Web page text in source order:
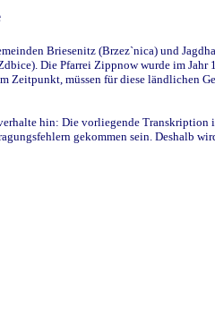
Briesenitz (Brzez`nica) und
Die Pfarrei Zippnow wurde im
müssen für diese ländlichen
hin: Die vorliegende
gekommen sein. Deshalb